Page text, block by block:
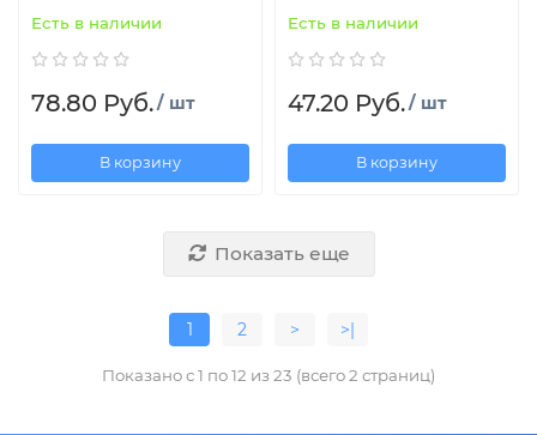
Есть в наличии
78.80 Руб./ шт
В корзину
Есть в наличии
47.20 Руб./ шт
В корзину
Показать еще
1 2 > >|
Показано с 1 по 12 из 23 (всего 2 страниц)